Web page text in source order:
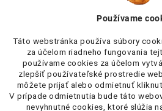
Používame
Táto webstránka používa súbory
za účelom riadneho fungovania
používame cookies za účelom
zlepšiť používateľské prostredie
môžete prijať alebo odmietnuť
V prípade odmietnutia bude táto
nevyhnutné cookies, ktoré slúžia